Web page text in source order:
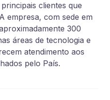
clientes que
empresa, com sede em
300
áreas de tecnologia e
atendimento aos
pelo País.